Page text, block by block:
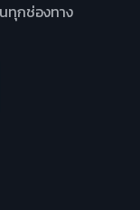
ทุกช่องทาง